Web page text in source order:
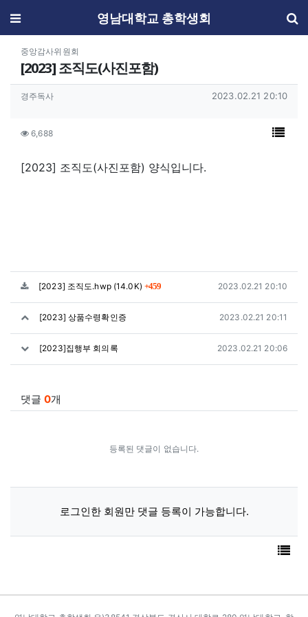
메뉴 영남대학교 총학생회
분류
중앙감사위원회
[2023] 조직도(사진포함)
작성자 정보
작성자
경주독사 작성일
2023.02.21 20:10
컨텐츠 정보
조회6,688 목록
본문
[2023] 조직도(사진포함) 양식입니다.
관련자료
[2023] 조직도.hwp 파일크기
(14.0K) 459회 다운로드 등록일
2023.02.21 20:10
[2023] 상품수령확인증 작성일
2023.02.21 20:11
[2023]집행부 회의록 작성일
2023.02.21 20:06
댓글 0개
등록된 댓글이 없습니다.
로그인한 회원만 댓글 등록이 가능합니다.
목